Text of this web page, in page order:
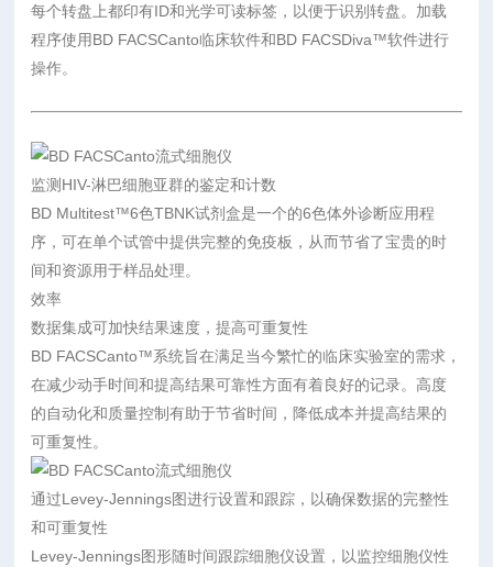
每个转盘上都印有ID和光学可读标签，以便于识别转盘。加载
程序使用BD FACSCanto临床软件和BD FACSDiva™软件进行
操作。
监测HIV-淋巴细胞亚群的鉴定和计数
BD Multitest™6色TBNK试剂盒是一个的6色体外诊断应用程
序，可在单个试管中提供完整的免疫板，从而节省了宝贵的时
间和资源用于样品处理。
效率
数据集成可加快结果速度，提高可重复性
BD FACSCanto™系统旨在满足当今繁忙的临床实验室的需求，
在减少动手时间和提高结果可靠性方面有着良好的记录。高度
的自动化和质量控制有助于节省时间，降低成本并提高结果的
可重复性。
通过Levey-Jennings图进行设置和跟踪，以确保数据的完整性
和可重复性
Levey-Jennings图形随时间跟踪细胞仪设置，以监控细胞仪性